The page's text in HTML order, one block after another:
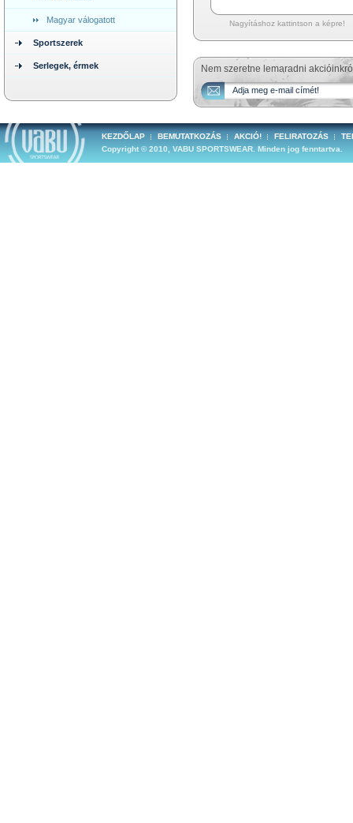
Magyar válogatott
Sportszerek
Serlegek, érmek
Nagyításhoz kattintson a képre!
Nem szeretne lemaradni
KEZDŐLAP BEMUTATKOZÁS AKCIÓ! FELIRATOZÁS
Copyright © 2010, VABU SPORTSWEAR. Minden jog fenntartva.